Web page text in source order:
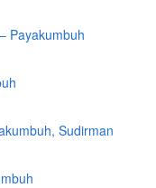
Payakumbuh
Sudirman